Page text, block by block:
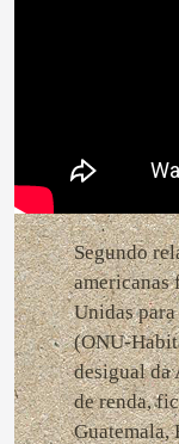
Segundo
americanas
Unidas
(ONU-
desigual da
de renda,
Guatemala,